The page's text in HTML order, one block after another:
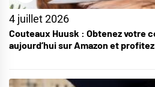
4 juillet 2026
Couteaux Huusk : Obtenez votre
aujourd’hui sur Amazon et